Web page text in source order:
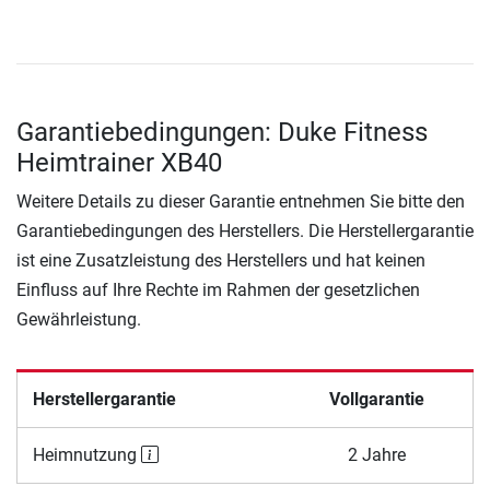
Garantiebedingungen: Duke Fitness
Heimtrainer XB40
Weitere Details zu dieser Garantie entnehmen Sie bitte den
Garantiebedingungen des Herstellers. Die Herstellergarantie
ist eine Zusatzleistung des Herstellers und hat keinen
Einfluss auf Ihre Rechte im Rahmen der gesetzlichen
Gewährleistung.
Herstellergarantie Vollgarantie
Heimnutzung 2 Jahre